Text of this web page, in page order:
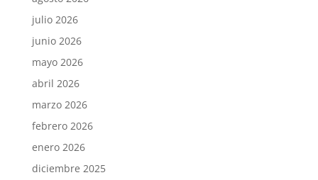
julio 2026
junio 2026
mayo 2026
abril 2026
marzo 2026
febrero 2026
enero 2026
diciembre 2025